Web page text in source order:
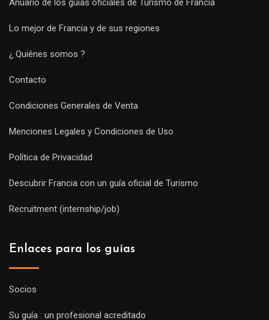
Anuario de los guías oficiales de Turismo de Francia
Lo mejor de Francia y de sus regiones
¿ Quiénes somos ?
Contacto
Condiciones Generales de Venta
Menciones Legales y Condiciones de Uso
Política de Privacidad
Descubrir Francia con un guía oficial de Turismo
Recruitment (internship/job)
Enlaces para los guías
Socios
Su guía : un profesional acreditado